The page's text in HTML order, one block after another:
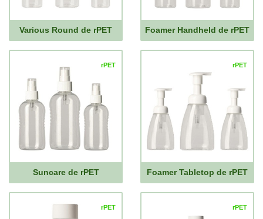
Various Round de rPET Foamer Handheld de rPET
rPET
Suncare de rPET
rPET
Foamer Tabletop de rPET
rPET rPET